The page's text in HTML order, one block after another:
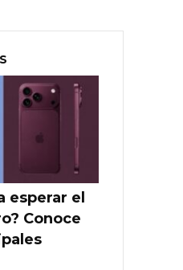
esperar el
Conoce